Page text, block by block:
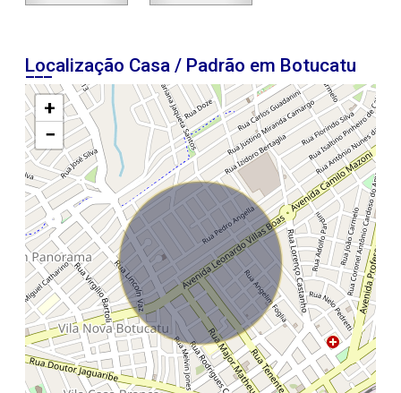
Localização Casa / Padrão em Botucatu
+
−